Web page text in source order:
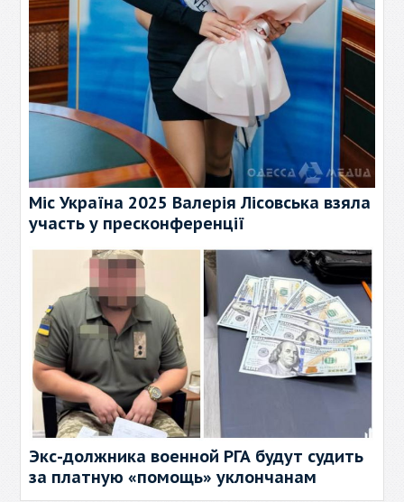
Міс Україна 2025 Валерія Лісовська взяла
участь у пресконференції
Экс-должника военной РГА будут судить
за платную «помощь» уклончанам